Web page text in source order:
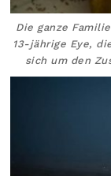
Die ganze
13-jährige Eye,
sich um den